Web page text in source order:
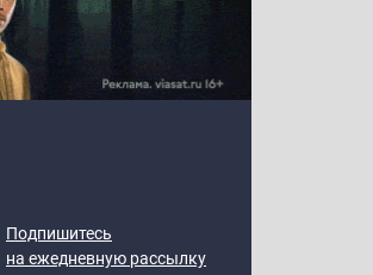
Подпишитесь
на ежедневную рассылку